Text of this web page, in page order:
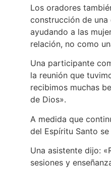
Los oradores
construcción de
ayudando a las
relación, no como
Una participante
la reunión que
recibimos muchas
de Dios».
A medida que
del Espíritu Santo
Una asistente dijo:
sesiones y